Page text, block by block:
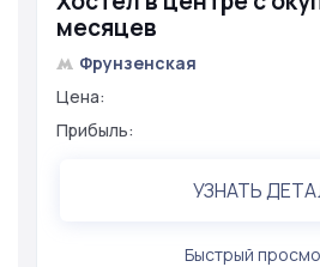
месяцев
Фрунзенская
Цена:
Прибыль:
УЗНАТЬ
Быстрый